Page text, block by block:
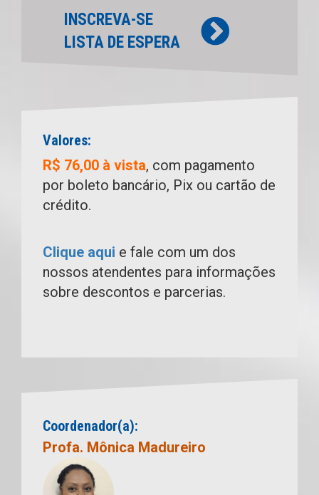
INSCREVA-SE
LISTA DE ESPERA
Valores:
R$ 76,00 à vista, com pagamento
por boleto bancário, Pix ou cartão de
crédito.
Clique aqui e fale com um dos
nossos atendentes para informações
sobre descontos e parcerias.
Coordenador(a):
Profa. Mônica Madureiro